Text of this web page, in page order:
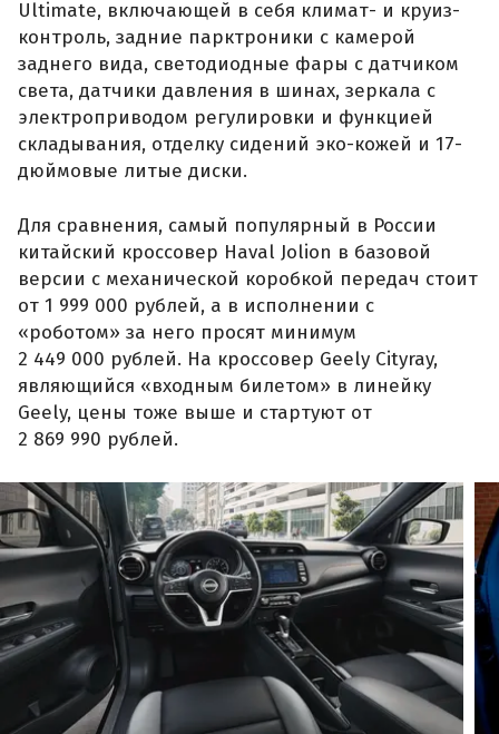
Ultimate, включающей в себя климат- и круиз-
контроль, задние парктроники с камерой
заднего вида, светодиодные фары с датчиком
света, датчики давления в шинах, зеркала с
электроприводом регулировки и функцией
складывания, отделку сидений эко-кожей и 17-
дюймовые литые диски.
Для сравнения, самый популярный в России
китайский кроссовер Haval Jolion в базовой
версии с механической коробкой передач стоит
от 1 999 000 рублей, а в исполнении с
«роботом» за него просят минимум
2 449 000 рублей. На кроссовер Geely Cityray,
являющийся «входным билетом» в линейку
Geely, цены тоже выше и стартуют от
2 869 990 рублей.